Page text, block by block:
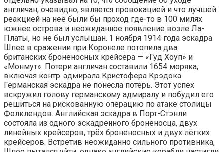
англичан, очевидно, является провокацией и что лучшей
реакцией на неё были бы проход где-то в 100 милях
южнее острова и неожиданное появление возле Ла-
Платы, но не был услышан. 1 ноября 1914 года эскадра
Шпее в сражении при Коронеле потопила два
британских броненосных крейсера — «Гуд Хоуп» и
«Монмут». Потери англичан составили 1654 моряка,
включая контр-адмирала Кристофера Крэдока.
Германская эскадра не понесла потерь. Этот успех
вскружил голову германскому адмиралу и побудил его
решиться на рискованную операцию по атаке столицы
Фолклендов. Английская эскадра в Порт-Стэнли
состояла из одного эскадренного броненосца, двух
линейных крейсеров, трёх броненосных и двух лёгких
крейсеров. Встретив неожиданно сильного противника,